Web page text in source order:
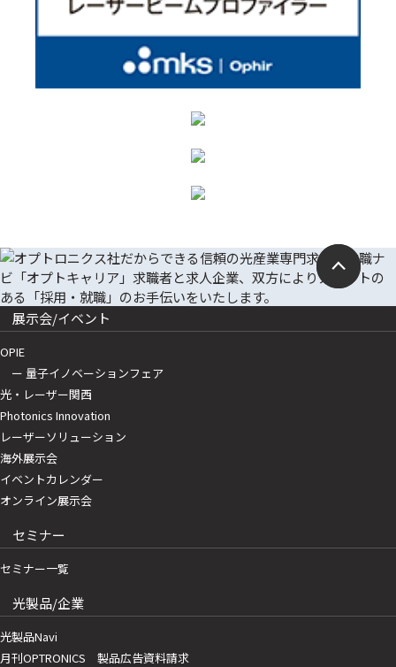
展示会/イベント
OPIE
ー 量子イノベーションフェア
光・レーザー関西
Photonics Innovation
レーザーソリューション
海外展示会
イベントカレンダー
オンライン展示会
セミナー
セミナー一覧
光製品/企業
光製品Navi
月刊OPTRONICS 製品広告資料請求